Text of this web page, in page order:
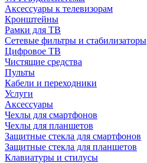
Аксессуары к телевизорам
Кронштейны
Рамки для ТВ
Сетевые фильтры и стабилизаторы
Цифровое ТВ
Чистящие средства
Пульты
Кабели и переходники
Услуги
Аксессуары
Чехлы для смартфонов
Чехлы для планшетов
Защитные стекла для смартфонов
Защитные стекла для планшетов
Клавиатуры и стилусы